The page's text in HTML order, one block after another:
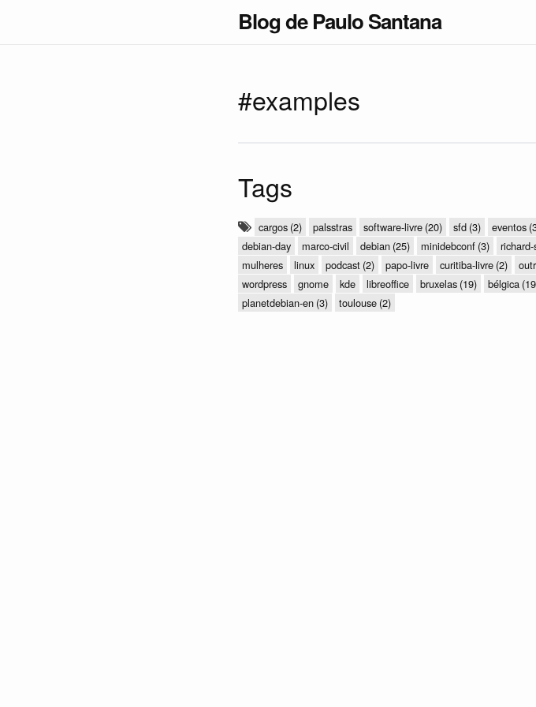
Blog de Paulo Santana
#examples
Tags
cargos (2) palsstras software-livre (20) sfd (3) eventos
debian-day
marco-civil debian (25) minidebconf (3)
mulheres
linux podcast (2) papo-livre curitiba-livre (2)
wordpress
gnome kde libreoffice bruxelas (19) bélgica
planetdebian-en (3) toulouse (2)